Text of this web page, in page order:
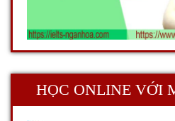
HỌC ONLINE VỚI